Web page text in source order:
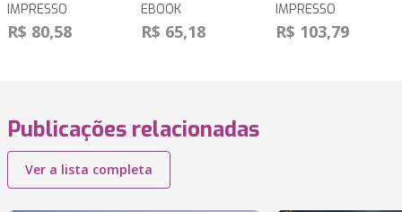
IMPRESSO
R$ 80,58
EBOOK
R$ 65,18
IMPRESSO
R$ 103,79
Publicações relacionadas
Ver a lista completa